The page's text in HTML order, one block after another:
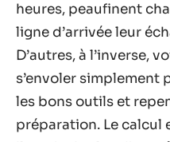
heures, peaufinent
ligne d’arrivée leur
D’autres, à l’inverse,
s’envoler simplement
les bons outils et
préparation. Le calcul